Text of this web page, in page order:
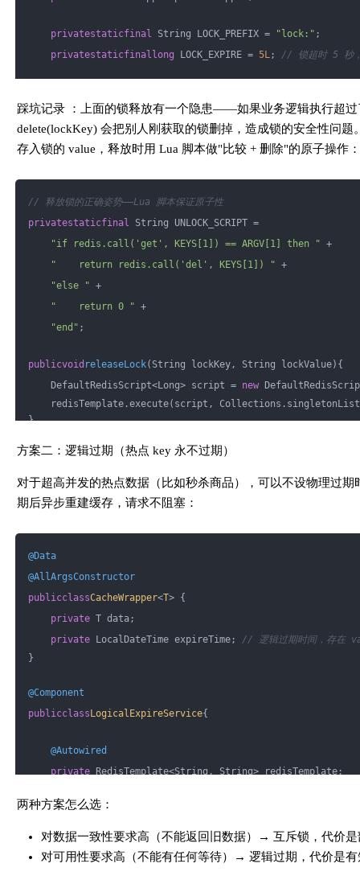
privatestaticfinal String LOCK_PREFIX = "lock:" ;
privatestaticfinal long LOCK_EXPIRE = 5L ; // 锁超时 5 秒
String cacheKey = "product:" + productId;
// 查缓存
return
JSON.parseObject(cached, Product
}
// 缓存 miss，尝试用互斥锁防止击穿
String lockKey = LOCK_PREFIX + productId;
try {
.setIfAbsent(lockKey, "1" , LOCK_EXPIRE,
if (Boolean.TRUE.equals(locked)) {
// 注意：拿到锁后必须再查一次缓存（double-check
cached =
if (cached !=
Product product =
if (product !=
long ttl = 30 * 60 +
redisTemplate.opsForValue().set(
);
}
return
getHotProduct(productId); // 递归重试
}
踩坑记录 ：上面的锁释放有一个隐患——如果业务逻辑执行超
delete(lockKey) 会把别人刚获取的锁删掉，造成锁的安全性问
存入锁的 value，释放时用 Lua 脚本做"比较 + 删除"的原子操作：
// 释放锁的正确姿势——Lua 脚本保证原子性
privatestaticfinal
String UNLOCK_SCRIPT =
"if redis.call('get', KEYS[1]) == ARGV[1] then " +
"    return redis.call('del', KEYS[1]) " +
"else " +
"    return 0 " +
"end" ;
publicvoid releaseLock(String lockKey, String lockValue) {
DefaultRedisScript<Long> script = new
redisTemplate.execute(script,
}
方案二：逻辑过期（热点 key 永不过期）
对于超高并发的热点数据（比如秒杀商品），可以不设物理过
期后异步重建缓存，请求不阻塞：
@Data
@AllArgsConstructor
publicclassCacheWrapper<T> {
private T data;
private LocalDateTime expireTime; // 逻辑过期时间，存在
}
@Component
publicclassLogicalExpireService{
@Autowired
private RedisTemplate<String, String> redisTemplate;
@Autowired
private
ProductMapper productMapper;
// 专用线程池处理缓存重建，避免影响正常业务线程
两种方案怎么选：
对数据一致性要求高（不能返回旧数据）→ 互斥锁，代价
对可用性要求高（不能有任何等待）→ 逻辑过期，代价是